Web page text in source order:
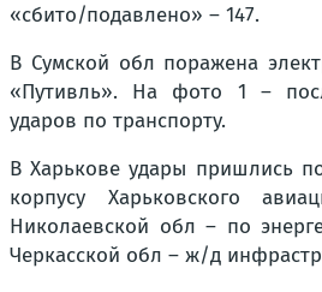
«сбито/подавлено» – 147.
В Сумской обл поражена
«Путивль». На фото 1 –
ударов по транспорту.
В Харькове удары пришлись
корпусу Харьковского
Николаевской обл – по
Черкасской обл – ж/д